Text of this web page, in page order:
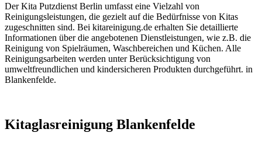
Der Kita Putzdienst Berlin umfasst eine Vielzahl von
Reinigungsleistungen, die gezielt auf die Bedürfnisse von Kitas
zugeschnitten sind. Bei kitareinigung.de erhalten Sie detaillierte
Informationen über die angebotenen Dienstleistungen, wie z.B. die
Reinigung von Spielräumen, Waschbereichen und Küchen. Alle
Reinigungsarbeiten werden unter Berücksichtigung von
umweltfreundlichen und kindersicheren Produkten durchgeführt. in
Blankenfelde.
Kitaglasreinigung Blankenfelde